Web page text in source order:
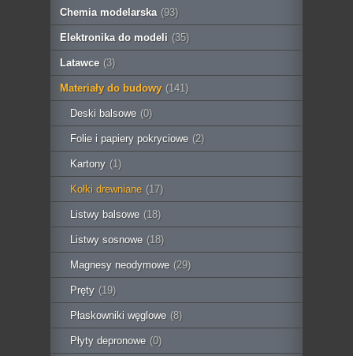
Chemia modelarska (93)
Elektronika do modeli (35)
Latawce (3)
Materiały do budowy (141)
Deski balsowe (0)
Folie i papiery pokryciowe (2)
Kartony (1)
Kołki drewniane (17)
Listwy balsowe (18)
Listwy sosnowe (18)
Magnesy neodymowe (29)
Pręty (19)
Płaskowniki węglowe (8)
Płyty depronowe (0)